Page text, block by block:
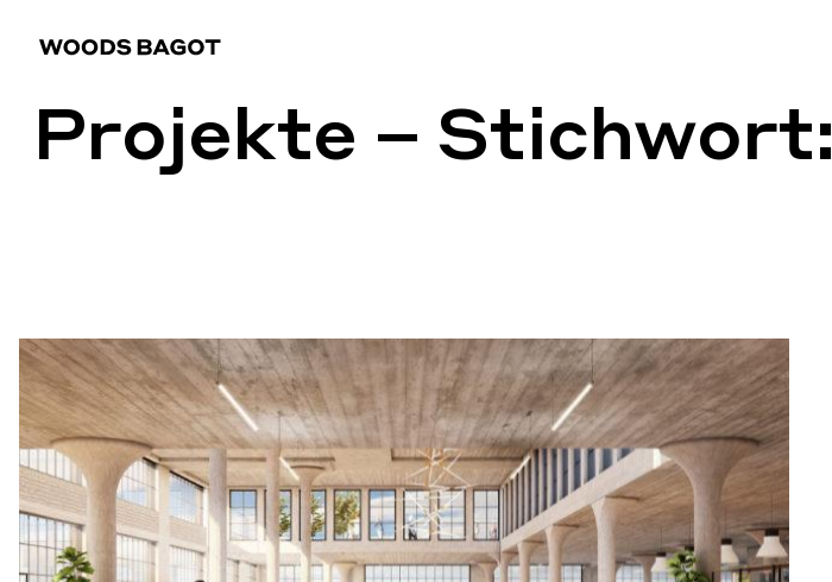
Projekte – Stichwort: